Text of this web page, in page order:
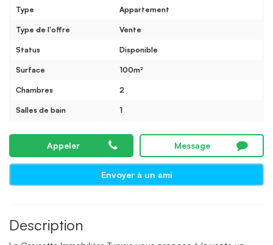
Type Appartement
Type de l'offre Vente
Status Disponible
Surface 100m²
Chambres 2
Salles de bain 1
Appeler Message
Envoyer à un ami
Description